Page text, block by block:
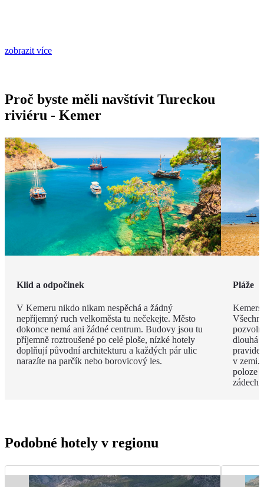
zobrazit více
Proč byste měli navštívit Tureckou
riviéru - Kemer
Klid a odpočinek
V Kemeru nikdo nikam nespěchá a žádný
nepříjemný ruch velkoměsta tu nečekejte. Město
dokonce nemá ani žádné centrum. Budovy jsou tu
příjemně roztroušené po celé ploše, nízké hotely
doplňují původní architekturu a každých pár ulic
narazíte na parčík nebo borovicový les.
Pláže
dlouhá
v zemi.
poloze
zádech.
Podobné hotely v regionu